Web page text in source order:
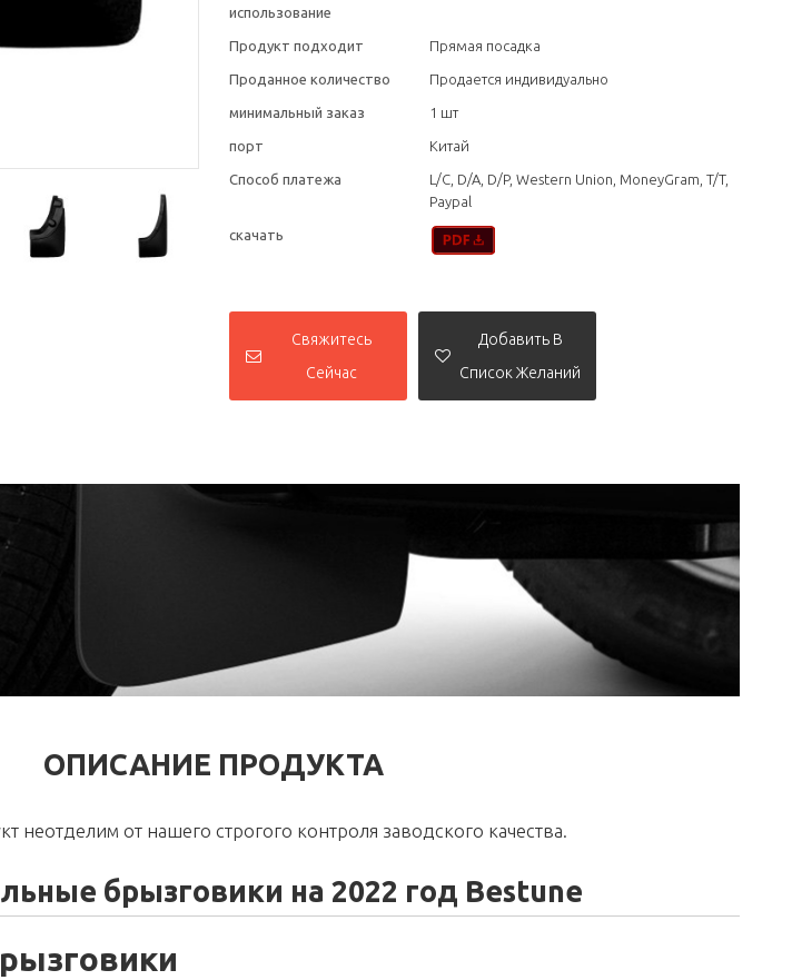
использование
Продукт подходит Прямая посадка
Проданное количество Продается индивидуально
минимальный заказ 1 шт
порт Китай
Способ платежа
L/C, D/A, D/P, Western Union, MoneyGram, T/T,
Paypal
скачать
Свяжитесь
Сейчас
Добавить В
Список Желаний
ОПИСАНИЕ ПРОДУКТА
неотделим от нашего строгого контроля заводского качества.
брызговики на 2022 год Bestune